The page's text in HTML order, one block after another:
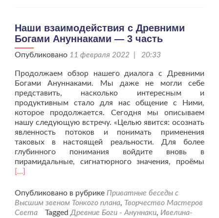
часть
Наши взаимодействия с Древними
Богами Ануннаками — 3 часть
Опубликовано 11 февраля 2022 | 20:33
Продолжаем обзор нашего диалога с Древними
Богами Ануннаками. Мы даже не могли себе
представить, насколько интересным и
продуктивным стало для нас общение с Ними,
которое продолжается. Сегодня мы описываем
нашу следующую встречу. «Целью явится: осознать
явленность потоков и понимать применения
таковых в настоящей реальности. Для более
глубинного понимания войдите вновь в
пирамидальные, сигнатюрного значения, проёмы
[…]
Опубликовано в рубрике Приватные беседы с
Высшим звеном Тонкого плана, Творчество Мастеров
Света
Tagged Древние Боги - Ануннаки, Ивелина-